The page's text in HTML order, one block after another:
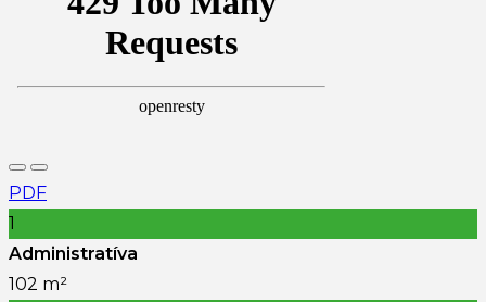
PDF
1
Administratíva
102 m²